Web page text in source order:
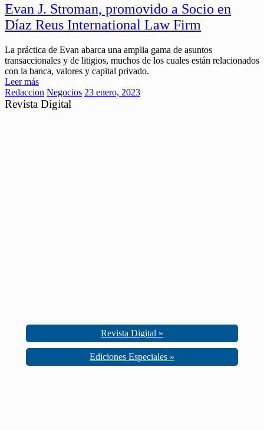
Evan J. Stroman, promovido a Socio en
Díaz Reus International Law Firm
La práctica de Evan abarca una amplia gama de asuntos
transaccionales y de litigios, muchos de los cuales están relacionados
con la banca, valores y capital privado.
Leer más
Redaccion Negocios 23 enero, 2023
Revista Digital
Revista Digital »
Ediciones Especiales »